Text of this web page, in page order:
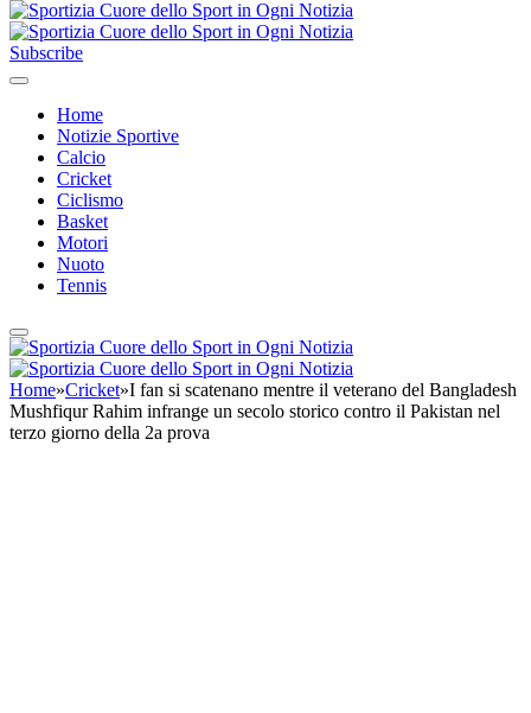
Subscribe
Home
Notizie Sportive
Calcio
Cricket
Ciclismo
Basket
Motori
Nuoto
Tennis
Home»Cricket»I fan si scatenano mentre il veterano del Bangladesh
Mushfiqur Rahim infrange un secolo storico contro il Pakistan nel
terzo giorno della 2a prova